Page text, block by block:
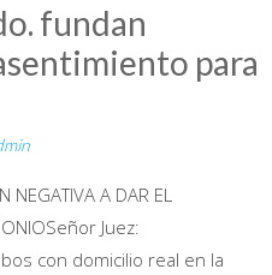
fundan
para
NEGATIVA A DAR EL
Juez:
con domicilio real en la